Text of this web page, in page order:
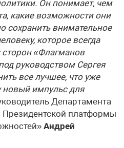
Он понимает, чем
какие возможности они
сохранить внимательное
которое всегда
«Флагманов
руководством Сергея
все лучшее, что уже
новый импульс для
Департамента
Президентской платформы
Андрей